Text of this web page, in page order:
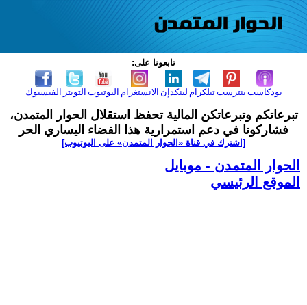
تابعونا على:
الفيسبوك التويتر اليوتيوب الانستغرام لينكدإن تيلكرامبنترست بودكاست
تبرعاتكم وتبرعاتكن المالية تحفظ استقلال الحوار المتمدن،
فشاركونا في دعم استمرارية هذا الفضاء اليساري الحر
[اشترك في قناة ‫«الحوار المتمدن» على اليوتيوب]
الحوار المتمدن - موبايل
الموقع الرئيسي